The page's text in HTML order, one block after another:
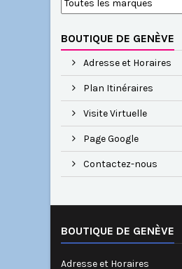
BOUTIQUE DE GENÈVE
Adresse et Horaires
Plan Itinéraires
Visite Virtuelle
Page Google
Contactez-nous
BOUTIQUE DE GENÈVE
Adresse et Horaires